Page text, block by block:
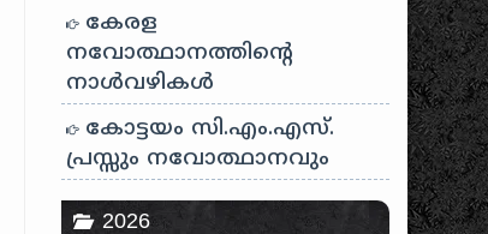
കേരള
നവോത്ഥാനത്തിന്റെ
നാൾവഴികൾ
കോട്ടയം സി.എം.എസ്.
പ്രസ്സും നവോത്ഥാനവും
2026